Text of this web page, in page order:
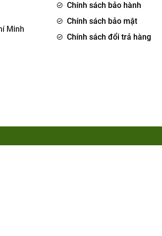
Minh
Chính sách bảo hành
Chính sách bảo mật
Chính sách đổi trả hàng